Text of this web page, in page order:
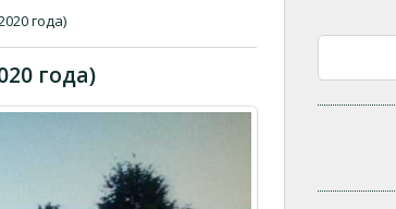
года)
года)